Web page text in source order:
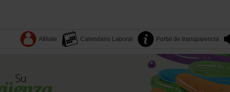
Afiliate Calendario Laboral Portal de transparencia